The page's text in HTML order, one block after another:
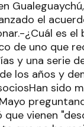
el
¿Cuál es el
de uno que
y una serie
los años y
sido
vienen